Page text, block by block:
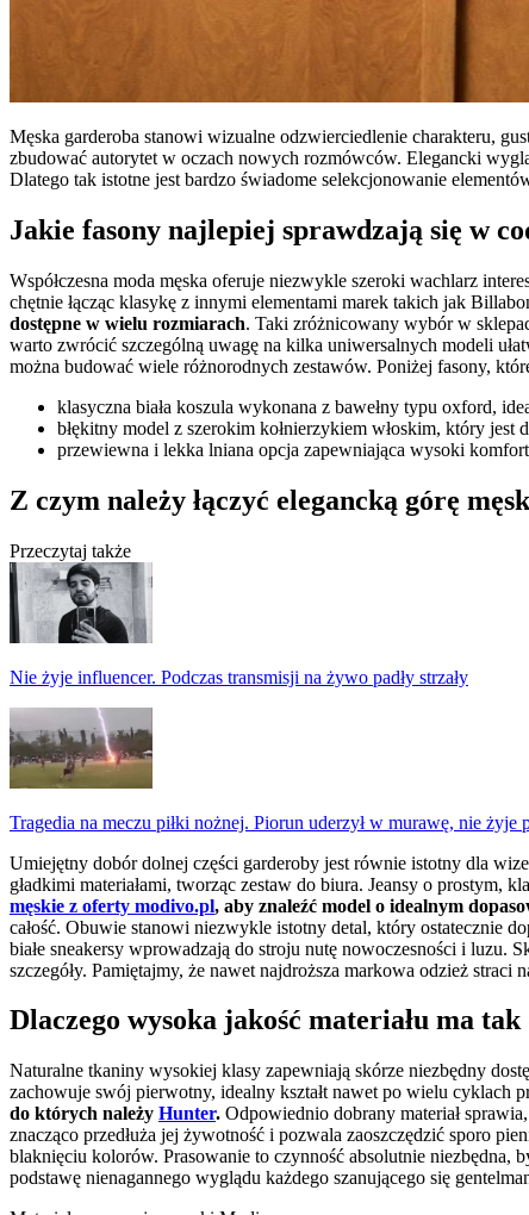
Męska garderoba stanowi wizualne odzwierciedlenie charakteru,
zbudować autorytet w oczach nowych rozmówców. Elegancki
Dlatego tak istotne jest bardzo świadome selekcjonowanie
Jakie fasony najlepiej sprawdzają się w
Współczesna moda męska oferuje niezwykle szeroki wachlarz
chętnie łącząc klasykę z innymi elementami marek takich jak
dostępne w wielu rozmiarach. Taki zróżnicowany wybór w
warto zwrócić szczególną uwagę na kilka uniwersalnych modeli
można budować wiele różnorodnych zestawów. Poniżej fasony,
klasyczna biała koszula wykonana z bawełny typu oxford,
błękitny model z szerokim kołnierzykiem włoskim, który
przewiewna i lekka lniana opcja zapewniająca wysoki
Z czym należy łączyć elegancką górę
Przeczytaj także
Nie żyje influencer. Podczas transmisji na żywo padły strzały
Tragedia na meczu piłki nożnej. Piorun uderzył w murawę, nie żyje
Umiejętny dobór dolnej części garderoby jest równie istotny dla
gładkimi materiałami, tworząc zestaw do biura. Jeansy o prostym,
męskie z oferty modivo.pl, aby znaleźć model o idealnym
całość. Obuwie stanowi niezwykle istotny detal, który ostatecznie
białe sneakersy wprowadzają do stroju nutę nowoczesności i
szczegóły. Pamiętajmy, że nawet najdroższa markowa odzież
Dlaczego wysoka jakość materiału ma tak
Naturalne tkaniny wysokiej klasy zapewniają skórze niezbędny
zachowuje swój pierwotny, idealny kształt nawet po wielu cyklach
do których należy Hunter. Odpowiednio dobrany materiał
znacząco przedłuża jej żywotność i pozwala zaoszczędzić sporo
blaknięciu kolorów. Prasowanie to czynność absolutnie niezbędna,
podstawę nienagannego wyglądu każdego szanującego się